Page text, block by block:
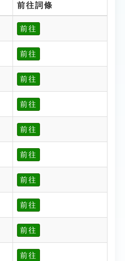
前往詞條
前往
前往
前往
前往
前往
前往
前往
前往
前往
前往